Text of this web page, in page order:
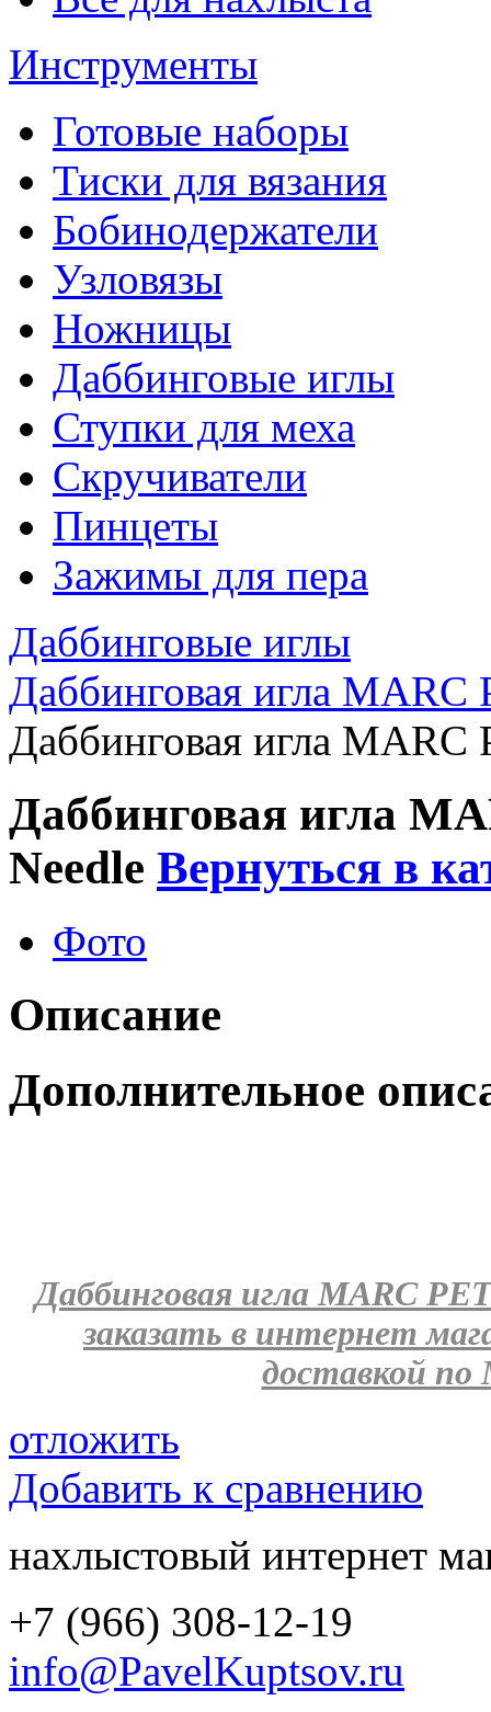
Инструменты
Готовые наборы
Тиски для вязания
Бобинодержатели
Узловязы
Ножницы
Даббинговые иглы
Ступки для меха
Скручиватели
Пинцеты
Зажимы для пера
Даббинговые иглы
Даббинговая игла
Даббинговая игла
Даббинговая игла
Needle Вернуться в
Фото
Описание
Дополнительное
Даббинговая игла MARC
заказать в интернет
доставкой по
отложить
Добавить к сравнению
нахлыстовый интернет
+7 (966) 308-12-19
info@PavelKuptsov.ru